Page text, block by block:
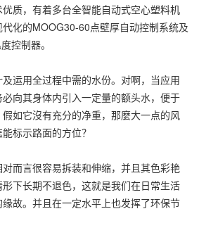
质，有着多台全智能自动式空心塑料机
化的MOOG30-60点壁厚自动控制系统及
控制器。
运用全过程中需的水份。对啊，当应用
向其身体内引入一定量的额头水，便于
如它沒有充分的净重，那麼大一点的风
标示路面的方位？
而言很容易拆装和伸缩，并且其色彩艳
下长期不退色，这就是我们在日常生活
故。并且在一定水平上也发挥了环保节